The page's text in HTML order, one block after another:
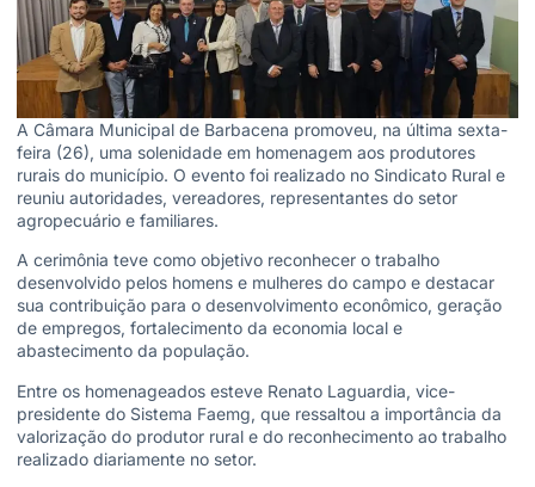
A Câmara Municipal de Barbacena promoveu, na última sexta-
feira (26), uma solenidade em homenagem aos produtores
rurais do município. O evento foi realizado no Sindicato Rural e
reuniu autoridades, vereadores, representantes do setor
agropecuário e familiares.
A cerimônia teve como objetivo reconhecer o trabalho
desenvolvido pelos homens e mulheres do campo e destacar
sua contribuição para o desenvolvimento econômico, geração
de empregos, fortalecimento da economia local e
abastecimento da população.
Entre os homenageados esteve Renato Laguardia, vice-
presidente do Sistema Faemg, que ressaltou a importância da
valorização do produtor rural e do reconhecimento ao trabalho
realizado diariamente no setor.